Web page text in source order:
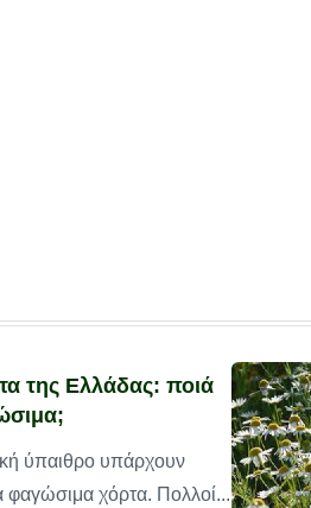
της Ελλάδας: ποιά
ύπαιθρο υπάρχουν
φαγώσιμα χόρτα. Πολλοί...